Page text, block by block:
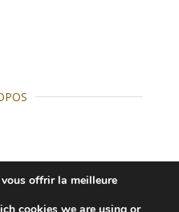
offrir la meilleure